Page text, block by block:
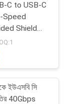
165
C to USB-C
Speed
Shield
ইউএসবি সি
40Gbps